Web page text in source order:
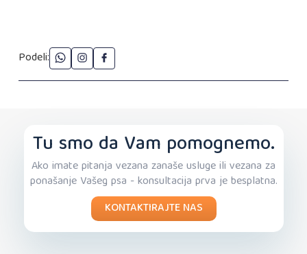
Podeli:
Tu smo da Vam pomognemo.
Ako imate pitanja vezana zanaše usluge ili vezana za
ponašanje Vašeg psa - konsultacija prva je besplatna.
KONTAKTIRAJTE NAS